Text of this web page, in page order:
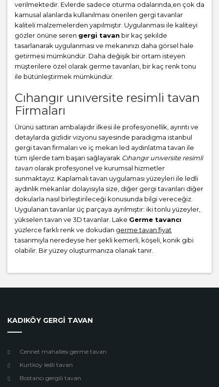
verilmektedir. Evlerde sadece oturma odalarında,en çok da
kamusal alanlarda kullanılması önerilen gergi tavanlar
kaliteli malzemelerden yapılmıştır. Uygulanması ile kaliteyi
gözler önüne seren gergi tavan bir kaç şekilde
tasarlanarak uygulanması ve mekanınızı daha görsel hale
getirmesi mümkündür. Daha değişik bir ortam isteyen
müşterilere özel olarak germe tavanları, bir kaç renk tonu
ile bütünleştirmek mümkündür.
Cıhangır unıversite resimli tavan
Firmaları
Ürünü sattıran ambalajıdır ilkesi ile profesyonellik, ayrıntı ve
detaylarda gizlidir vizyonu sayesinde paradigma istanbul
gergi tavan firmaları ve iç mekan led aydınlatma tavan ile
tüm işlerde tam başarı sağlayarak Cıhangır unıversite resimli
tavan olarak profesyonel ve kurumsal hizmetler
sunmaktayız. Kaplamalı tavan uygulaması yüzeyleri ile ledli
aydınlık mekanlar dolayısıyla size, diğer gergi tavanları diğer
dokularla nasıl birleştirileceği konusunda bilgi vereceğiz.
Uygulanan tavanlar üç parçaya ayrılmıştır: iki tonlu yüzeyler,
yükselen tavan ve 3D tavanlar. Lake Germe tavancı
yüzlerce farklı renk ve dokudan germe tavan fiyat
tasarımıyla neredeyse her şekli kemerli, köşeli, konik gibi
olabilir. Bir yüzey oluşturmanıza olanak tanır.
KADIKÖY GERGİ TAVAN
Cennet mahallesı germe tavan
Kurtköy ledli tavan
Bostancı gergili tavan